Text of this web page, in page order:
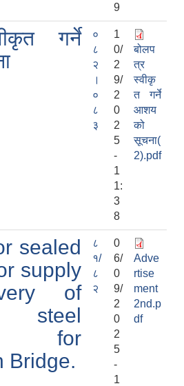
9
गर्ने
०
८
२
।
०
८
३
1
0/
2
9/
2
0
2
5
-
1
1:
3
8
बोलप
त्र
स्वीकृ
त गर्ने
आशय
को
सूचना(
2).pdf
sealed
supply
of
steel
for
Bridge.
८
१/
८
२
0
6/
0
9/
2
0
2
5
-
1
Adve
rtise
ment
2nd.p
df